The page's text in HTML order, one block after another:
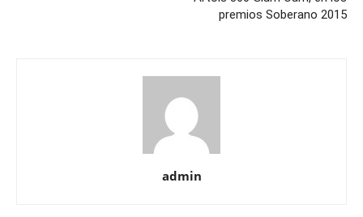
premios Soberano 2015
admin